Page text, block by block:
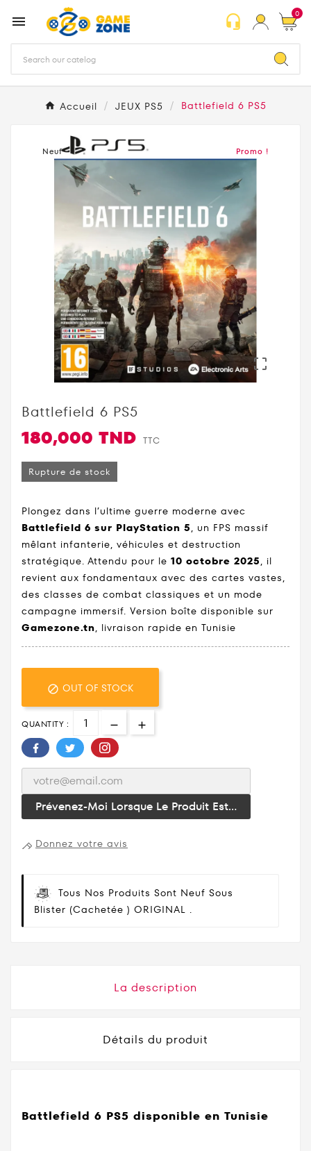
 headset_mic 0
Accueil JEUX PS5 Battlefield 6 PS5
Neuf Promo !

Battlefield 6 PS5
180,000 TND TTC
Rupture de stock
Plongez dans l’ultime guerre moderne avec
Battlefield 6 sur PlayStation 5, un FPS massif
mêlant infanterie, véhicules et destruction
stratégique. Attendu pour le 10 octobre 2025, il
revient aux fondamentaux avec des cartes vastes,
des classes de combat classiques et un mode
campagne immersif. Version boîte disponible sur
Gamezone.tn, livraison rapide en Tunisie
 OUT OF STOCK
QUANTITY :
Prévenez-Moi Lorsque Le Produit Est...
Donnez votre avis
Tous Nos Produits Sont Neuf Sous
Blister (cachetée ) ORIGINAL .
La description
Détails du produit
Battlefield 6 PS5 disponible en Tunisie